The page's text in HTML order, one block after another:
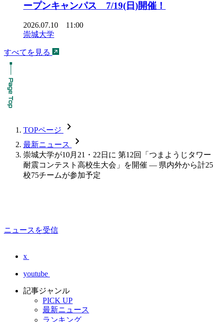
ープンキャンパス 7/19(日)開催！
2026.07.10 11:00
崇城大学
すべてを見る
TOPページ chevron_forward
最新ニュース chevron_forward
崇城大学が10月21・22日に 第12回「つまようじタワー
耐震コンテスト高校生大会」を開催 — 県内外から計25
校75チームが参加予定
ニュースを受信
x
youtube
記事ジャンル
PICK UP
最新ニュース
ランキング